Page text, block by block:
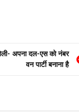
अपना दल-एस को नंबर
वन पार्टी बनाना है